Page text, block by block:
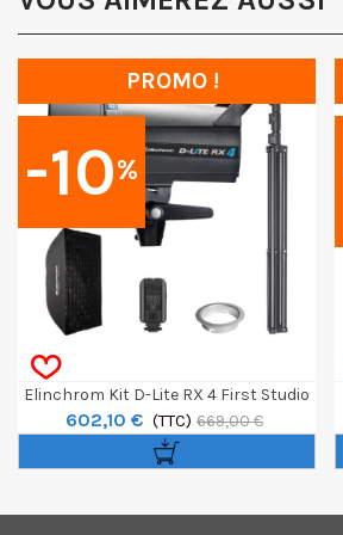
-10%
PROMO !
Elinchrom Kit D-Lite RX 4 First Studio
602,10 € (TTC) 669,00 €